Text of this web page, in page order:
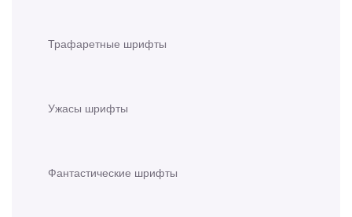
Трафаретные шрифты
Ужасы шрифты
Фантастические шрифты